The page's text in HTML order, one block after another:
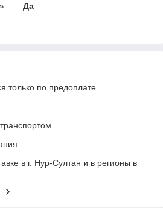
Да
только по предоплате.
в г. Нур-Султан и в регионы в